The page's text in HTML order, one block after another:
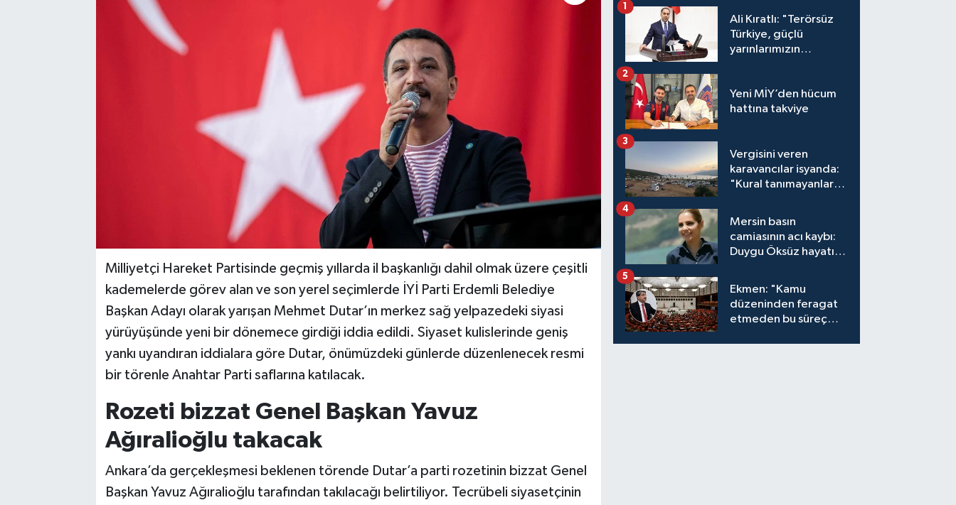
Milliyetçi Hareket Partisinde geçmiş yıllarda il başkanlığı dahil olmak üzere çeşitli
kademelerde görev alan ve son yerel seçimlerde İYİ Parti Erdemli Belediye
Başkan Adayı olarak yarışan Mehmet Dutar’ın merkez sağ yelpazedeki siyasi
yürüyüşünde yeni bir dönemece girdiği iddia edildi. Siyaset kulislerinde geniş
yankı uyandıran iddialara göre Dutar, önümüzdeki günlerde düzenlenecek resmi
bir törenle Anahtar Parti saflarına katılacak.
Rozeti bizzat Genel Başkan Yavuz
Ağıralioğlu takacak
Ankara’da gerçekleşmesi beklenen törende Dutar’a parti rozetinin bizzat Genel
Başkan Yavuz Ağıralioğlu tarafından takılacağı belirtiliyor. Tecrübeli siyasetçinin
Ali Kıratlı: "Terörsüz
Türkiye, güçlü
yarınlarımızın
1
Yeni MİY’den hücum
hattına takviye
2
Vergisini veren
karavancılar isyanda:
"Kural tanımayanlar
3
Mersin basın
camiasının acı kaybı:
Duygu Öksüz hayatını
4
Ekmen: "Kamu
düzeninden feragat
etmeden bu süreç
5